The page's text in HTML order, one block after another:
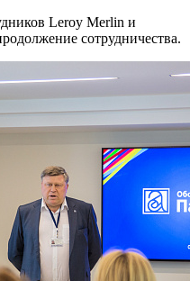
Leroy Merlin и
сотрудничества.